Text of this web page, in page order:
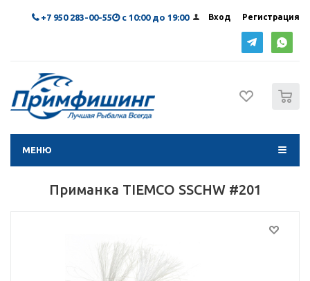
Вход Регистрация
+7 950 283-00-55 с 10:00 до 19:00
МЕНЮ
Приманка TIEMCO SSCHW #201